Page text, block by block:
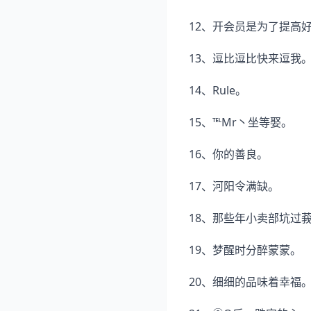
12、开会员是为了提高好
13、逗比逗比快来逗我。
14、Rule。
15、℡Mr丶坐等娶。
16、你的善良。
17、河阳令满缺。
18、那些年小卖部坑过莪
19、梦醒时分醉蒙蒙。
20、细细的品味着幸福。